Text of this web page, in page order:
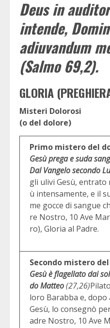
Deus in
intende,
adiuvandum
(Salmo 69,2).
GLORIA
Misteri Dolorosi
(o del dolore)
Primo mistero del
Gesù prega e suda
Dal Vangelo secondo
gli ulivi Gesù,
ù intensamente, e il
me gocce di sangue
re Nostro, 10 Ave
ro), Gloria al Padre.
Secondo mistero
Gesù è flagellato dai
do Matteo(27,26)
loro Barabba e,
Gesù, lo consegnò
adre Nostro, 10 Ave